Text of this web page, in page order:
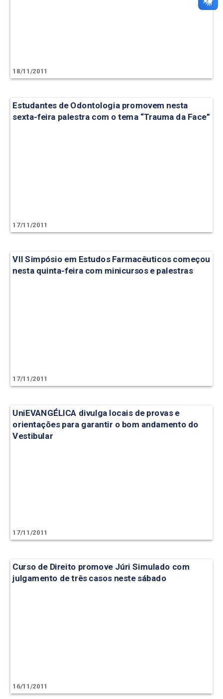
18/11/2011
Estudantes de Odontologia promovem nesta
sexta-feira palestra com o tema “Trauma da Face”
17/11/2011
VII Simpósio em Estudos Farmacêuticos começou
nesta quinta-feira com minicursos e palestras
17/11/2011
UniEVANGÉLICA divulga locais de provas e
orientações para garantir o bom andamento do
Vestibular
17/11/2011
Curso de Direito promove Júri Simulado com
julgamento de três casos neste sábado
16/11/2011